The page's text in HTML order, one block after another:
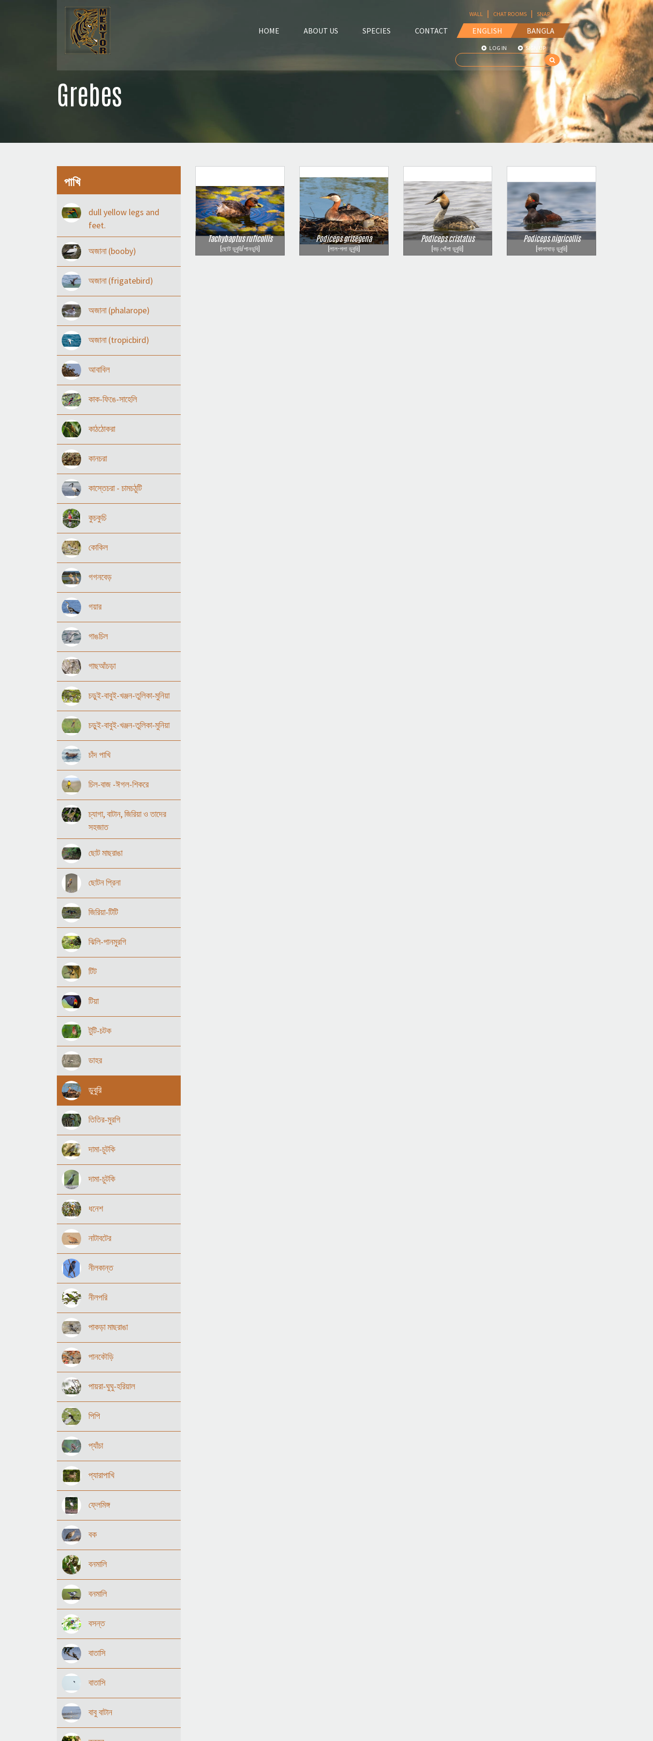
HOME ABOUT US SPECIES CONTACT ENGLISH BANGLA
WALL | CHAT ROOMS | SNAP
LOG IN SIGN UP
Grebes
পাখি
dull yellow legs and
feet.
অজানা (booby)
অজানা (frigatebird)
অজানা (phalarope)
অজানা (tropicbird)
আবাবিল
কাক-ফিঙে-সাহেলি
কাঠঠোকরা
কানচরা
কাস্তেচরা - চামচঠুটি
কুচকুচি
কোকিল
গগনবেড়
গয়ার
গাঙচিল
গাছআঁচড়া
চড়ুই-বাবুই-খঞ্জন-তুলিকা-মুনিয়া
চড়ুই-বাবুই-খঞ্জন-তুলিকা-মুনিয়া
চাঁদ পাখি
চিল-বাজ -ঈগল-শিকরে
চ্যাগা, বাটান, জিরিয়া ও তাদের
সহজাত
ছোট মাছরাঙা
ছোটন প্রিনা
জিরিয়া-টিটি
ঝিলি-পানমুরগি
টিট
টিয়া
টুটি-চটক
ডাহর
ডুবুরি
তিতির-মুরগি
দামা-চুটকি
দামা-চুটকি
ধনেশ
নাটাবটের
নীলকান্ত
নীলপরি
পাকড়া মাছরাঙা
পানকৌড়ি
পায়রা-ঘুঘু-হরিয়াল
পিপি
প্যাঁচা
প্যারাপাখি
ফ্লেমিঙ্গ
বক
বনমালি
বনমালি
বসন্ত
বাতাসি
বাতাসি
বাবু বাটান
Tachybaptus ruficollis
(ছোট ডুবুরি/পানডুবি)
Podiceps grisegena
(লাল-গলা ডুবুরি)
Podiceps cristatus
(বড় খোঁপা ডুবুরি)
Podiceps nigricollis
(কালাঘাড় ডুবুরি)